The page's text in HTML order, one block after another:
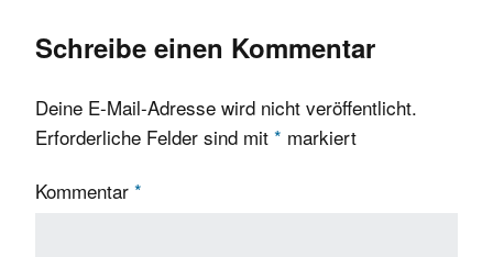
Schreibe einen Kommentar
Deine E-Mail-Adresse wird nicht veröffentlicht.
Erforderliche Felder sind mit * markiert
Kommentar *